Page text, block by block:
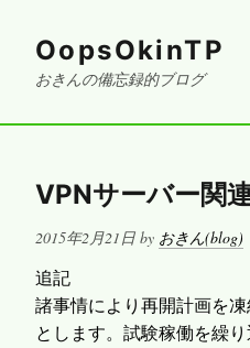
OopsOkinTP
おきんの備忘録的ブログ
VPNサーバー関
Posted
2015年2月21日 by おきん(blog)
追記
諸事情により再開計画を
とします。試験稼働を繰